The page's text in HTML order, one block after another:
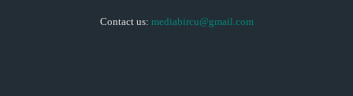
Contact us: mediabircu@gmail.com